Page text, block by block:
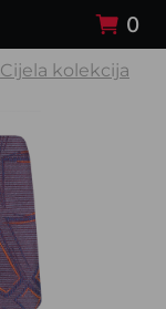
0
Cijela kolekcija